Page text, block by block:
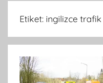
Günü
Pastası
Yapan
Etiket: ingilizce trafik